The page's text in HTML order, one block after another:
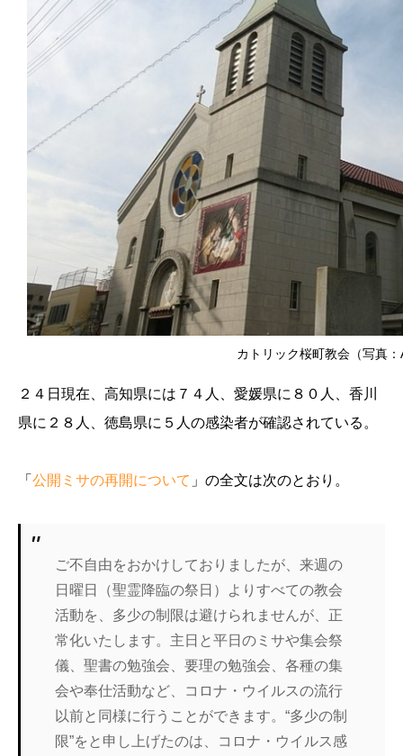
カトリック桜町教会（写真
２４日現在、高知県には７４人、愛媛県に８０人、香川
県に２８人、徳島県に５人の感染者が確認されている。
「 公開ミサの再開について 」の全文は次のとおり。
ご不自由をおかけしておりましたが、来週の
日曜日（聖霊降臨の祭日）よりすべての教会
活動を、多少の制限は避けられませんが、正
常化いたします。主日と平日のミサや集会祭
儀、聖書の勉強会、要理の勉強会、各種の集
会や奉仕活動など、コロナ・ウイルスの流行
以前と同様に行うことができます。“多少の制
限”をと申し上げたのは、コロナ・ウイルス感